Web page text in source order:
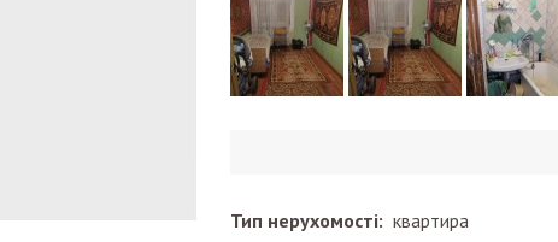
Тип нерухомості: квартира